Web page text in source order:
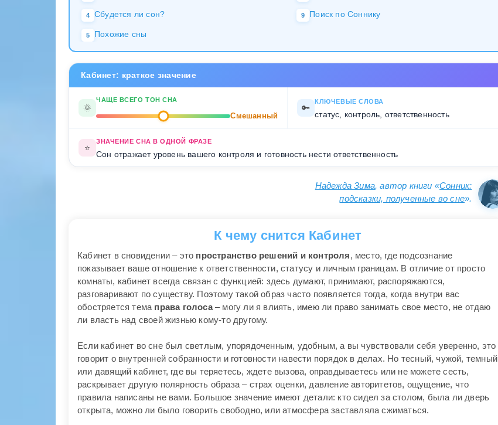
4 Сбудется ли сон?
5 Похожие сны
9 Поиск по Соннику
Кабинет: краткое значение
🌞
ЧАЩЕ ВСЕГО ТОН СНА
Смешанный
🔑
КЛЮЧЕВЫЕ СЛОВА
статус, контроль, ответственность
⭐
ЗНАЧЕНИЕ СНА В ОДНОЙ ФРАЗЕ
Сон отражает уровень вашего контроля и готовность нести ответственность
Надежда Зима, автор книги «Сонник:
подсказки, полученные во сне».
К чему снится Кабинет
Кабинет в сновидении – это пространство решений и контроля, место, где подсознание
показывает ваше отношение к ответственности, статусу и личным границам. В отличие от просто
комнаты, кабинет всегда связан с функцией: здесь думают, принимают, распоряжаются,
разговаривают по существу. Поэтому такой образ часто появляется тогда, когда внутри вас
обостряется тема права голоса– могу ли я влиять, имею ли право занимать свое место, не отдаю
ли власть над своей жизнью кому-то другому.
Если кабинет во сне был светлым, упорядоченным, удобным, а вы чувствовали себя уверенно, это
говорит о внутренней собранности и готовности навести порядок в делах. Но тесный, чужой, темный
или давящий кабинет, где вы теряетесь, ждете вызова, оправдываетесь или не можете сесть,
раскрывает другую полярность образа – страх оценки, давление авторитетов, ощущение, что
правила написаны не вами. Большое значение имеют детали: кто сидел за столом, была ли дверь
открыта, можно ли было говорить свободно, или атмосфера заставляла сжиматься.